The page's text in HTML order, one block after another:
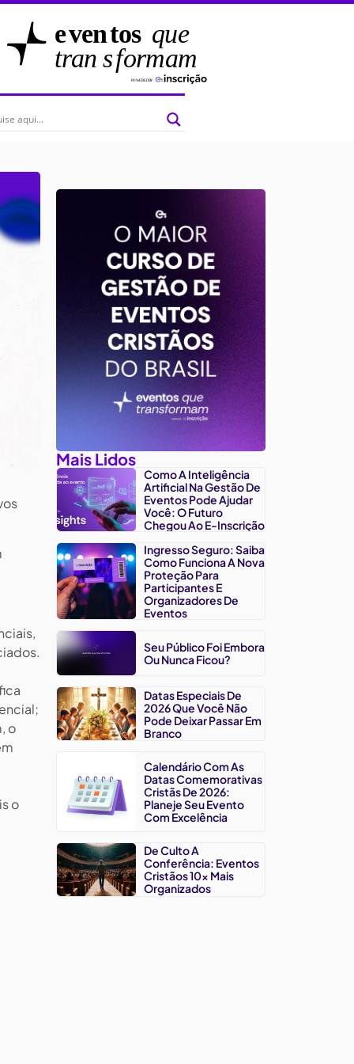
o
o
Mais Lidos
Como A Inteligência
Artificial Na Gestão De
Eventos Pode Ajudar
Você: O Futuro
Chegou Ao E-Inscrição
Ingresso Seguro: Saiba
Como Funciona A Nova
Proteção Para
Participantes E
Organizadores De
Eventos
Seu Público Foi Embora
Ou Nunca Ficou?
Datas Especiais De
2026 Que Você Não
Pode Deixar Passar Em
Branco
Calendário Com As
Datas Comemorativas
Cristãs De 2026:
Planeje Seu Evento
Com Excelência
De Culto A
Conferência: Eventos
Cristãos 10x Mais
Organizados